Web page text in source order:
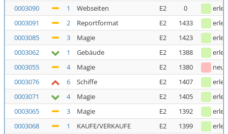
0003090
1 Webseiten E2 0
0003091
2 Reportformat E2 1433
0003085
3 Magie E2 1423
0003062
1 Gebäude E2 1388
0003055
4 Magie E2 1380
neu
0003076
6 Schiffe E2 1407
0003071
4 Magie E2 1405
0003065
3 Magie E2 1392
0003068
1 KAUFE/VERKAUFE E2 1399